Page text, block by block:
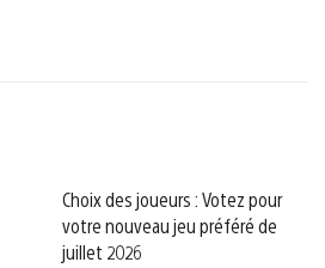
Choix des joueurs : Votez pour
votre nouveau jeu préféré de
juillet 2026